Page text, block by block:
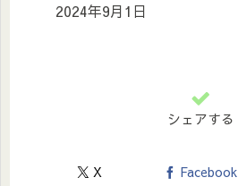
2024年9月1日
シェアする
X Facebook